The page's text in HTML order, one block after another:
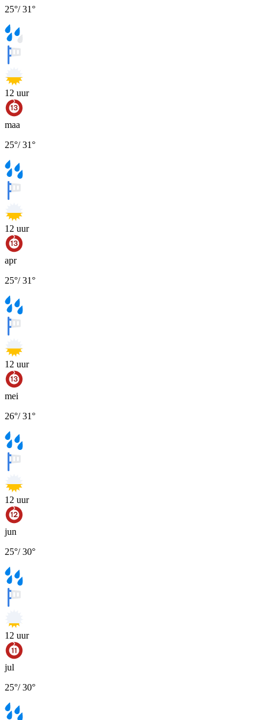
25°/31°
12 uur
maa
25°/31°
12 uur
apr
25°/31°
12 uur
mei
26°/31°
12 uur
jun
25°/30°
12 uur
jul
25°/30°